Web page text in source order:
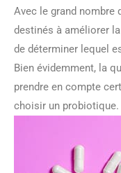
Avec le grand nombre
destinés à améliorer
de déterminer lequel
Bien évidemment, la
prendre en compte
choisir un probiotique.